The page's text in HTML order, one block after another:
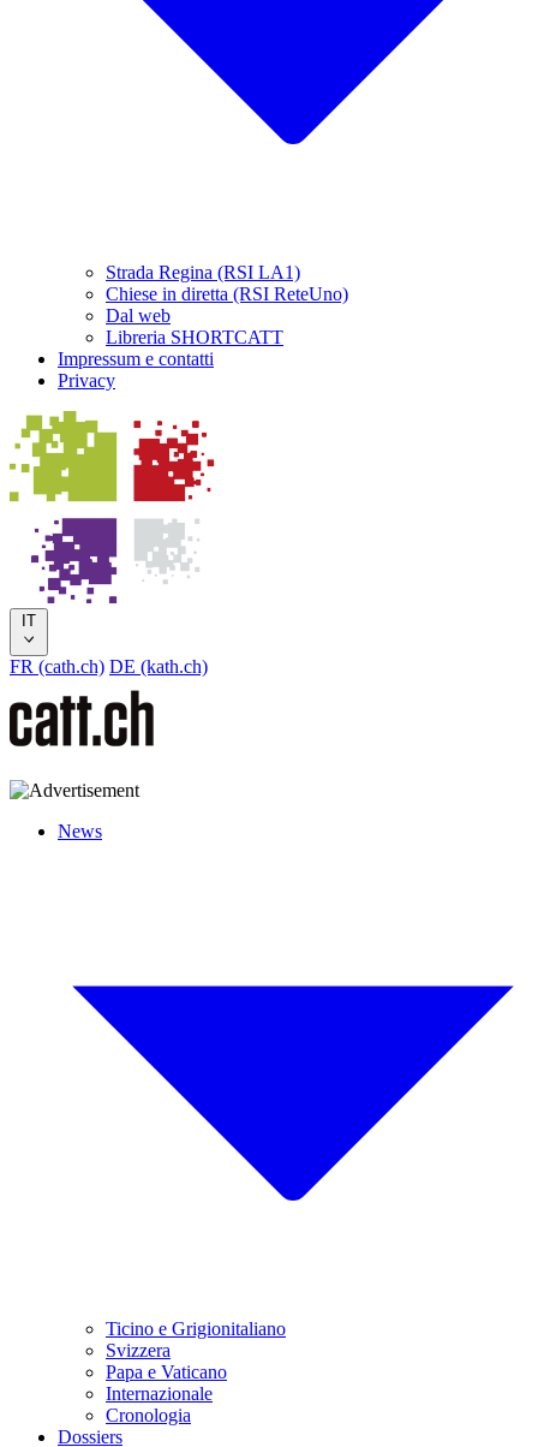
Strada Regina (RSI LA1)
Chiese in diretta (RSI ReteUno)
Dal web
Libreria SHORTCATT
Impressum e contatti
Privacy
IT
FR (cath.ch) DE (kath.ch)
News
Ticino e Grigionitaliano
Svizzera
Papa e Vaticano
Internazionale
Cronologia
Dossiers